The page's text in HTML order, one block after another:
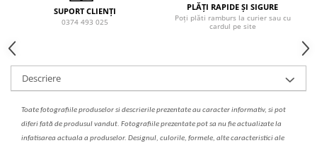
SUPORT CLIENȚI
0374 493 025
PLĂȚI RAPIDE ȘI SIGURE
Poți plăti ramburs la curier sau cu
cardul pe site
Descriere
Toate fotografiile produselorsidescrierileprezentate au caracter informativ, si pot
diferi fată de produsul vandut. Fotografiile prezentate pot sa nu fie actualizate la
infatisarea actuala a produselor. Designul, culorile, formele, alte caracteristici ale